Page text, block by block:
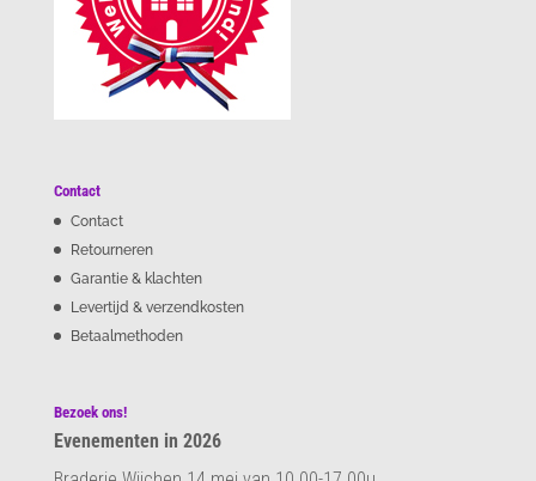
Contact
Contact
Retourneren
Garantie & klachten
Levertijd & verzendkosten
Betaalmethoden
Bezoek ons!
Evenementen in 2026